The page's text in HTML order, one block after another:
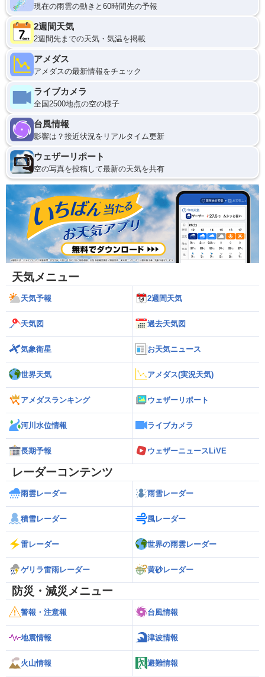
現在の雨雲の動きと60時間先の予報
2週間天気
2週間先までの天気・気温を掲載
アメダス
アメダスの最新情報をチェック
ライブカメラ
全国2500地点の空の様子
台風情報
影響は？接近状況をリアルタイム更新
ウェザーリポート
空の写真を投稿して最新の天気を共有
天気メニュー
天気予報 2週間天気
天気図 過去天気図
気象衛星 お天気ニュース
世界天気 アメダス(実況天気)
アメダスランキング ウェザーリポート
河川水位情報 ライブカメラ
長期予報 ウェザーニュースLiVE
レーダーコンテンツ
雨雲レーダー 雨雪レーダー
積雪レーダー 風レーダー
雷レーダー 世界の雨雲レーダー
ゲリラ雷雨レーダー 黄砂レーダー
防災・減災メニュー
警報・注意報 台風情報
地震情報 津波情報
火山情報 避難情報